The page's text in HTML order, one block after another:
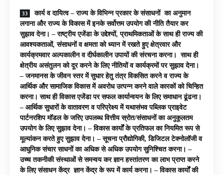
कार्य व दायित्व – राज्य के विभिन्न प्रकार के संसाधनों का अनुमान
लगाना और राज्य के विकास में इनके सर्वोत्तम उपयोग की नीति तैयार कर
सुझाव देना। – राष्ट्रीय एजेंडा के उद्देश्यों, प्राथमिकताओं के साथ ही राज्य की
आवश्यकताओं, संसाधनों व क्षमता को ध्यान में रखते हुए क्षेत्रवार और
कार्यक्रमवार अल्पकालीन व दीर्घकालीन उपायों की संरचना करना। साथ ही
क्षेत्रीय असंतुलन को दूर करने के लिए नीतियों व कार्यक्रमों पर सुझाव देना।
– जनमानस के जीवन स्तर में सुधार हेतु तंत्र विकसित करने व राज्य के
आर्थिक और सामाजिक विकास में अवरोध उत्पन्न करने वाले कारकों को चिन्हित
करना। साथ ही विकास एजेंडा पर सफल कार्यान्वयन के लिए समाधान ढूंढना।
– आर्थिक सुधारों के वातावरण व परिप्रेक्ष्य में यथासंभव पब्लिक प्राइवेट
पार्टनरशिप मॉडल के जरिए उपलब्ध वित्तीय स्रोत/संसाधनों का अनुकूलतम
उपयोग के लिए सुझाव देना। – विकास कार्यों के प्रतिफल का नियमित रूप से
मूल्यांकन करते हुए सुझाव देना। – सूचना प्रौद्योगिकी, डिजिटल टेक्नोलॉजी व
आधुनिक संचार साधनों का अधिक से अधिक उपयोग सुनिश्चित करना। –
उच्च तकनीकी संस्थाओं से समन्वय कर ज्ञान हस्तांतरण का लाभ प्राप्त करने
के लिए संसाधन केंद्र ज्ञान केंद्र के रूप में कार्य करना। – विकास कार्यों की